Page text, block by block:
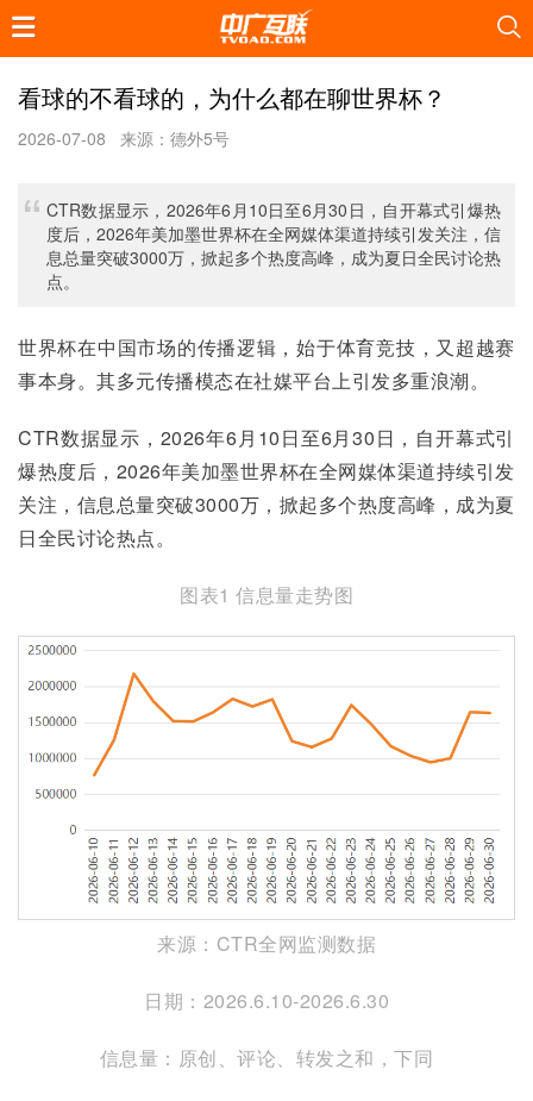
看球的不看球的，为什么都在聊世界杯？
2026-07-08 来源：德外5号
CTR数据显示，2026年6月10日至6月30日，自开幕式引爆热
度后，2026年美加墨世界杯在全网媒体渠道持续引发关注，信
息总量突破3000万，掀起多个热度高峰，成为夏日全民讨论热
点。
世界杯在中国市场的传播逻辑，始于体育竞技，又超越赛
事本身。其多元传播模态在社媒平台上引发多重浪潮。
CTR数据显示，2026年6月10日至6月30日，自开幕式引
爆热度后，2026年美加墨世界杯在全网媒体渠道持续引发
关注，信息总量突破3000万，掀起多个热度高峰，成为夏
日全民讨论热点。
图表1 信息量走势图
来源：CTR全网监测数据
日期：2026.6.10-2026.6.30
信息量：原创、评论、转发之和，下同